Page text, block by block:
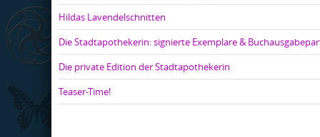
Hildas Lavendelschnitten
Die Stadtapothekerin: signierte Exemplare &
Die private Edition der Stadtapothekerin
Teaser-Time!